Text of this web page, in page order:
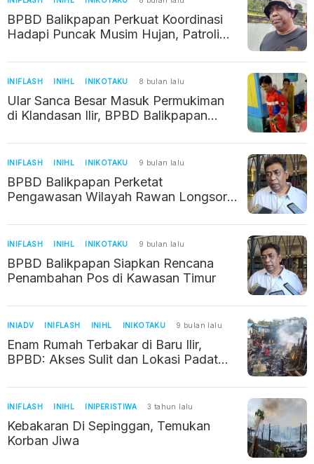
BPBD Balikpapan Perkuat Koordinasi
Hadapi Puncak Musim Hujan, Patroli
INIFLASH INIHL INIKOTAKU 8 bulan lalu
Ular Sanca Besar Masuk Permukiman
di Klandasan Ilir, BPBD Balikpapan
INIFLASH INIHL INIKOTAKU 9 bulan lalu
BPBD Balikpapan Perketat
Pengawasan Wilayah Rawan Longsor,
INIFLASH INIHL INIKOTAKU 9 bulan lalu
BPBD Balikpapan Siapkan Rencana
Penambahan Pos di Kawasan Timur
INIADV INIFLASH INIHL INIKOTAKU 9 bulan lalu
Enam Rumah Terbakar di Baru Ilir,
BPBD: Akses Sulit dan Lokasi Padat
INIFLASH INIHL INIPERISTIWA 3 tahun lalu
Kebakaran Di Sepinggan, Temukan
Korban Jiwa